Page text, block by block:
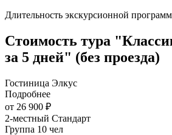
Длительность экскурсионной
Стоимость тура
за 5 дней" (без проезда)
Гостиница Элкус
Подробнее
от 26 900 ₽
2-местный Стандарт
Группа 10 чел